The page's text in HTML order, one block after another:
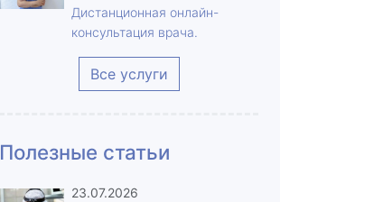
Дистанционная онлайн-
консультация врача.
Все услуги
Полезные статьи
23.07.2026